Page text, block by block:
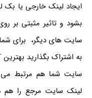
ایجاد لینک خارجی یا بک
بشود و تاثیر مثبتی بر
سایت های دیگر، برای
به اشتراک بگذارید
سایت شما هم مرتبط می
لینک سایت مرجع را هم